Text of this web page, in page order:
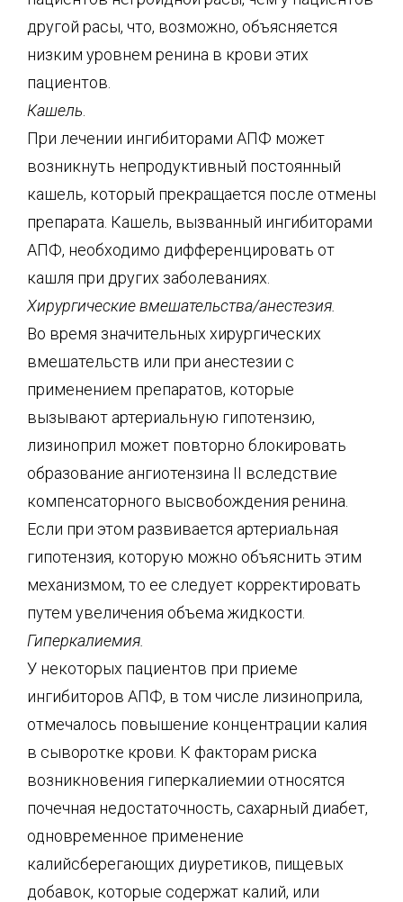
другой расы, что, возможно, объясняется
низким уровнем ренина в крови этих
пациентов.
Кашель
При лечении ингибиторами АПФ может
возникнуть непродуктивный постоянный
кашель, который прекращается после отмены
препарата. Кашель, вызванный ингибиторами
АПФ, необходимо дифференцировать от
кашля при других заболеваниях.
Хирургические вмешательства/анестезия.
Во время значительных хирургических
вмешательств или при анестезии с
применением препаратов, которые
вызывают артериальную гипотензию,
лизиноприл может повторно блокировать
образование ангиотензина II вследствие
компенсаторного высвобождения ренина.
Если при этом развивается артериальная
гипотензия, которую можно объяснить этим
механизмом, то ее следует корректировать
путем увеличения объема жидкости.
Гиперкалиемия.
У некоторых пациентов при приеме
ингибиторов АПФ, в том числе лизиноприла,
отмечалось повышение концентрации калия
в сыворотке крови. К факторам риска
возникновения гиперкалиемии относятся
почечная недостаточность, сахарный диабет,
одновременное применение
калийсберегающих диуретиков, пищевых
добавок, которые содержат калий, или